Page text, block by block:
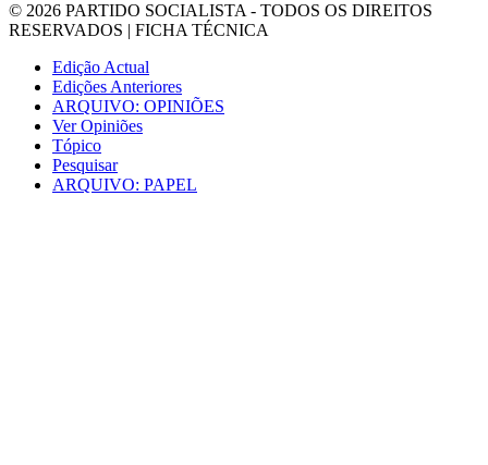
© 2026 PARTIDO SOCIALISTA - TODOS OS DIREITOS
RESERVADOS | FICHA TÉCNICA
Edição Actual
Edições Anteriores
ARQUIVO: OPINIÕES
Ver Opiniões
Tópico
Pesquisar
ARQUIVO: PAPEL